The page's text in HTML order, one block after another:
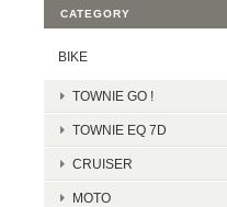
CATEGORY
BIKE
TOWNIE GO !
TOWNIE EQ 7D
CRUISER
MOTO